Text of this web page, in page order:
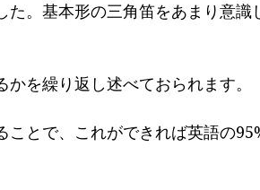
た。基本形の三角笛をあまり意識
を繰り返し述べておられます。
ことで、これができれば英語の